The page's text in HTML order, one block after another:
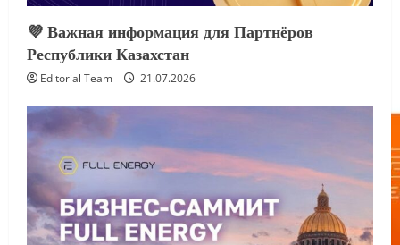
💜 Важная информация для Партнёров
Республики Казахстан
Editorial Team 21.07.2026